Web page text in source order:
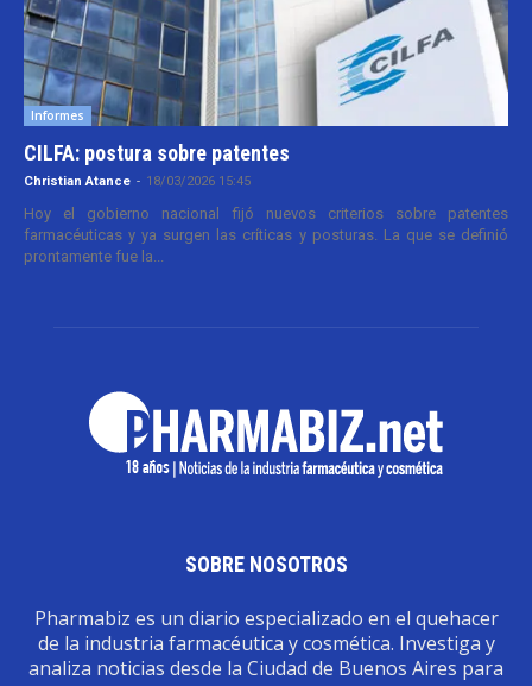
Informes
CILFA: postura sobre patentes
Christian Atance - 18/03/2026 15:45
Hoy el gobierno nacional fijó nuevos criterios sobre patentes
farmacéuticas y ya surgen las críticas y posturas. La que se definió
prontamente fue la...
SOBRE NOSOTROS
Pharmabiz es un diario especializado en el quehacer
de la industria farmacéutica y cosmética. Investiga y
analiza noticias desde la Ciudad de Buenos Aires para